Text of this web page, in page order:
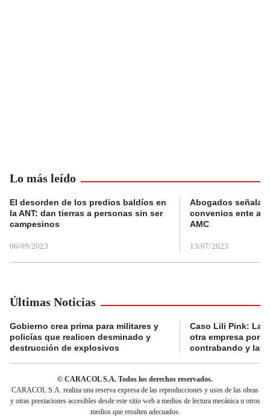
Lo más leído
El desorden de los predios baldíos en
la ANT: dan tierras a personas sin ser
campesinos
06/09/2023
Abogados
convenios ente
AMC
13/07/2023
Últimas Noticias
Gobierno crea prima para militares y
policías que realicen desminado y
destrucción de explosivos
Caso Lili Pink: La
otra empresa por
contrabando y
© CARACOL S.A. Todos los derechos reservados.
CARACOL S.A. realiza una reserva expresa de las reproducciones y usos de las obras
y otras prestaciones accesibles desde este sitio web a medios de lectura mecánica u otros
medios que resulten adecuados.